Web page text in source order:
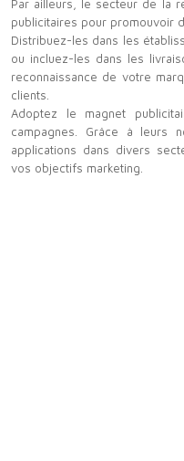
Par ailleurs, le secteur de la
publicitaires pour promouvoir
Distribuez-les dans les
ou incluez-les dans les
reconnaissance de votre
clients.
Adoptez le magnet
campagnes. Grâce à leurs
applications dans divers
vos objectifs marketing.